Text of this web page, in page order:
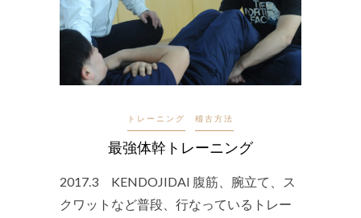
トレーニング 稽古方法
最強体幹トレーニング
2017.3 KENDOJIDAI 腹筋、腕立て、ス
クワットなど普段、行なっているトレー